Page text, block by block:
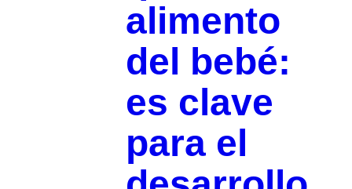
alimento
del bebé:
es clave
para el